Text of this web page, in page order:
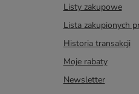
Listy zakupowe
Lista zakupionych
Historia transakcji
Moje rabaty
Newsletter